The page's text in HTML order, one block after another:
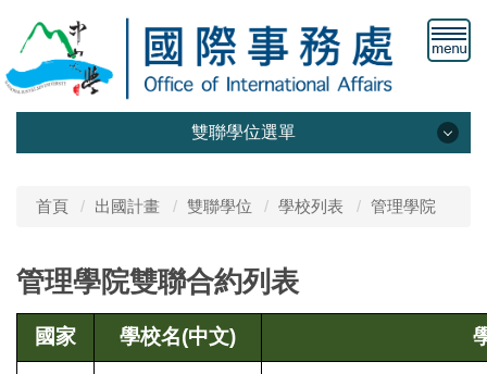
雙聯學位選單
學校列表
首頁 出國計畫 雙聯學位 學校列表 管理學院
管理學院雙聯合約列表
國家 學校名(中文)